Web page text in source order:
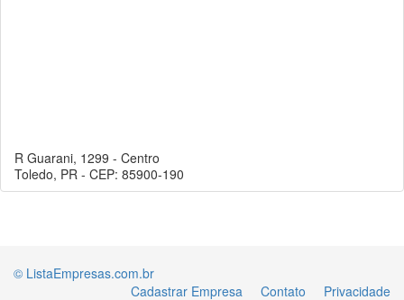
R Guarani, 1299 - Centro
Toledo, PR - CEP: 85900-190
© ListaEmpresas.com.br
Cadastrar Empresa
Contato Privacidade